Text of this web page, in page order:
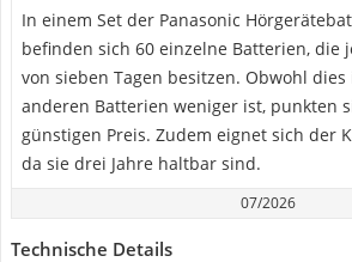
In einem Set der Panasonic
befinden sich 60 einzelne Batterien, die
von sieben Tagen besitzen. Obwohl
anderen Batterien weniger ist, punkten
günstigen Preis. Zudem eignet sich der
da sie drei Jahre haltbar sind.
07/2026
Technische Details